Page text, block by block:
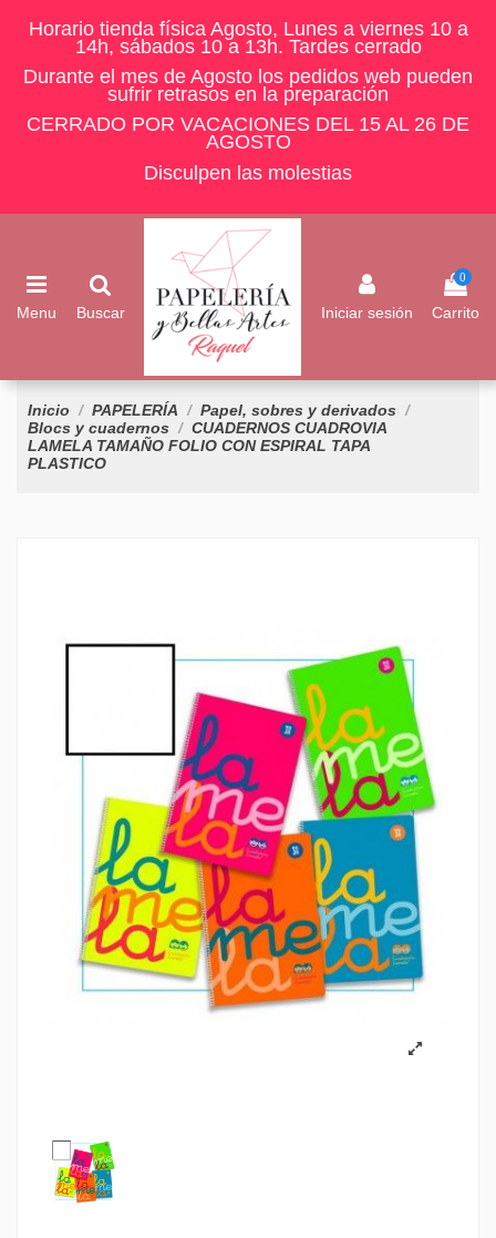
Horario tienda física Agosto, Lunes a viernes 10 a
14h, sábados 10 a 13h. Tardes cerrado
Durante el mes de Agosto los pedidos web pueden
sufrir retrasos en la preparación
CERRADO POR VACACIONES DEL 15 AL 26 DE
AGOSTO
Disculpen las molestias
Menu Buscar Iniciar sesión
0
Carrito
Inicio PAPELERÍA
Papel, sobres y derivados
Blocs y cuadernos
CUADERNOS CUADROVIA
LAMELA TAMAÑO FOLIO CON ESPIRAL TAPA
PLASTICO